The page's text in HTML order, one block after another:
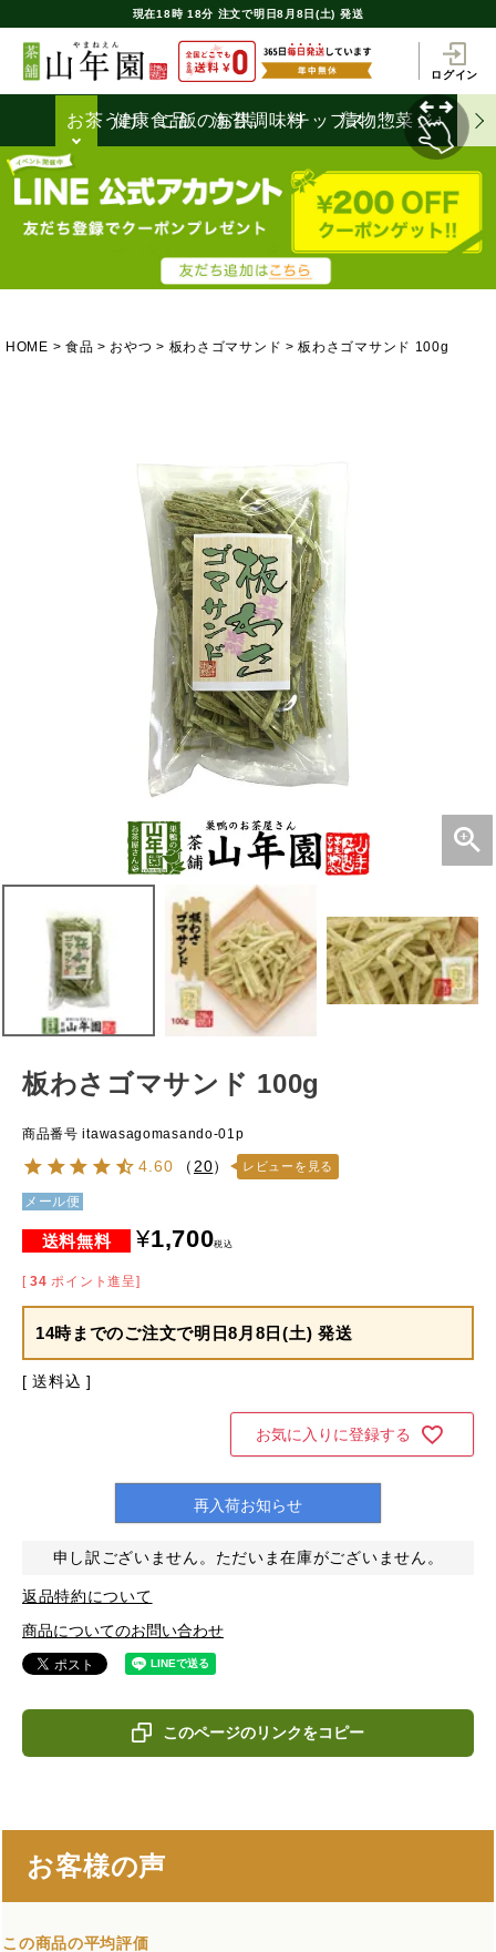
現在18時 18分 注文で明日8月8日(土) 発送
ログイン
お茶うけ健康食品ご飯のお供
海苔調味料チップス
漬物惣菜 ジャム
HOME 食品 おやつ 板わさゴマサンド 板わさゴマサンド 100g
板わさゴマサンド 100g
商品番号 itawasagomasando-01p
4.60 （ 20） レビューを見る
メール便
¥1,700税込
[ 34 ポイント進呈]
14時までのご注文で明日8月8日(土) 発送
送料込
お気に入りに登録する
再入荷お知らせ
申し訳ございません。ただいま在庫がございません。
返品特約について
商品についてのお問い合わせ
このページのリンクをコピー
お客様の声